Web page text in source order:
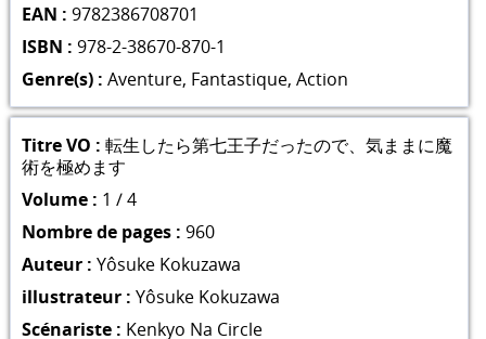
EAN : 9782386708701
ISBN : 978-2-38670-870-1
Genre(s) : Aventure, Fantastique, Action
Titre VO : 転生したら第七王子だったので、気ままに魔
術を極めます
Volume : 1 / 4
Nombre de pages : 960
Auteur : Yôsuke Kokuzawa
illustrateur : Yôsuke Kokuzawa
Scénariste : Kenkyo Na Circle